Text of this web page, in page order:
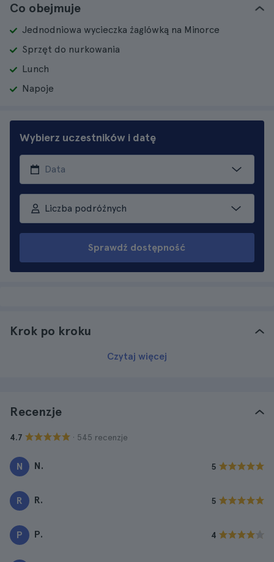
Co obejmuje
Jednodniowa wycieczka żaglówką na Minorce
Sprzęt do nurkowania
Lunch
Napoje
Wybierz uczestników i datę
Liczba podróżnych
Sprawdź dostępność
Krok po kroku
Czytaj więcej
Recenzje
4.7 · 545 recenzje
N N. 5
R R. 5
P P. 4